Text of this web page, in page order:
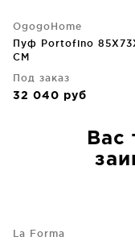
OgogoHome
Пуф Portofino
CM
Под заказ
32 040 руб
Вас
La Forma